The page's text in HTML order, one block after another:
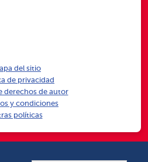
del sitio
de privacidad
derechos de autor
y condiciones
políticas